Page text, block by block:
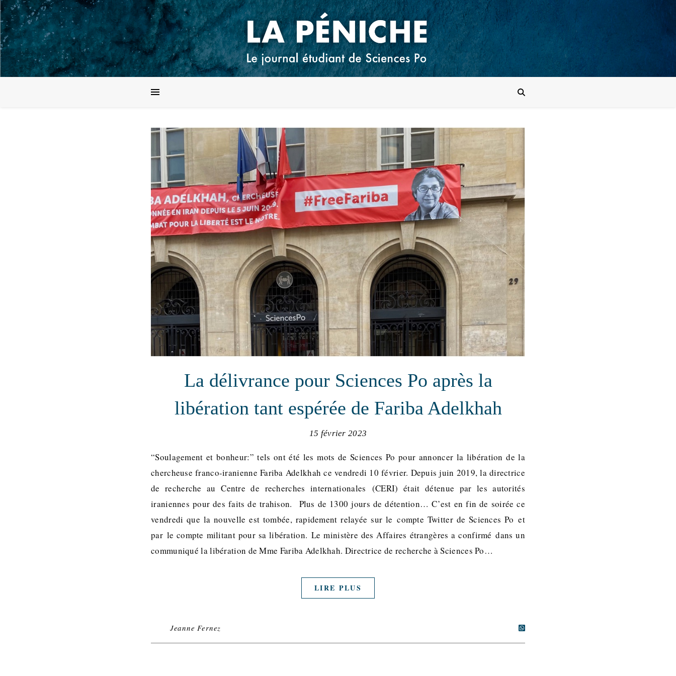
La délivrance pour Sciences Po après la
libération tant espérée de Fariba Adelkhah
15 février 2023
“Soulagement et bonheur:” tels ont été les mots de Sciences Po pour annoncer la libération de la
chercheuse franco-iranienne Fariba Adelkhah ce vendredi 10 février. Depuis juin 2019, la directrice
de recherche au Centre de recherches internationales (CERI) était détenue par les autorités
iraniennes pour des faits de trahison. Plus de 1300 jours de détention… C’est en fin de soirée ce
vendredi que la nouvelle est tombée, rapidement relayée sur le compte Twitter de Sciences Po et
par le compte militant pour sa libération. Le ministère des Affaires étrangères a confirmé dans un
communiqué la libération de Mme Fariba Adelkhah. Directrice de recherche à Sciences Po…
LIRE PLUS
Jeanne Fernez